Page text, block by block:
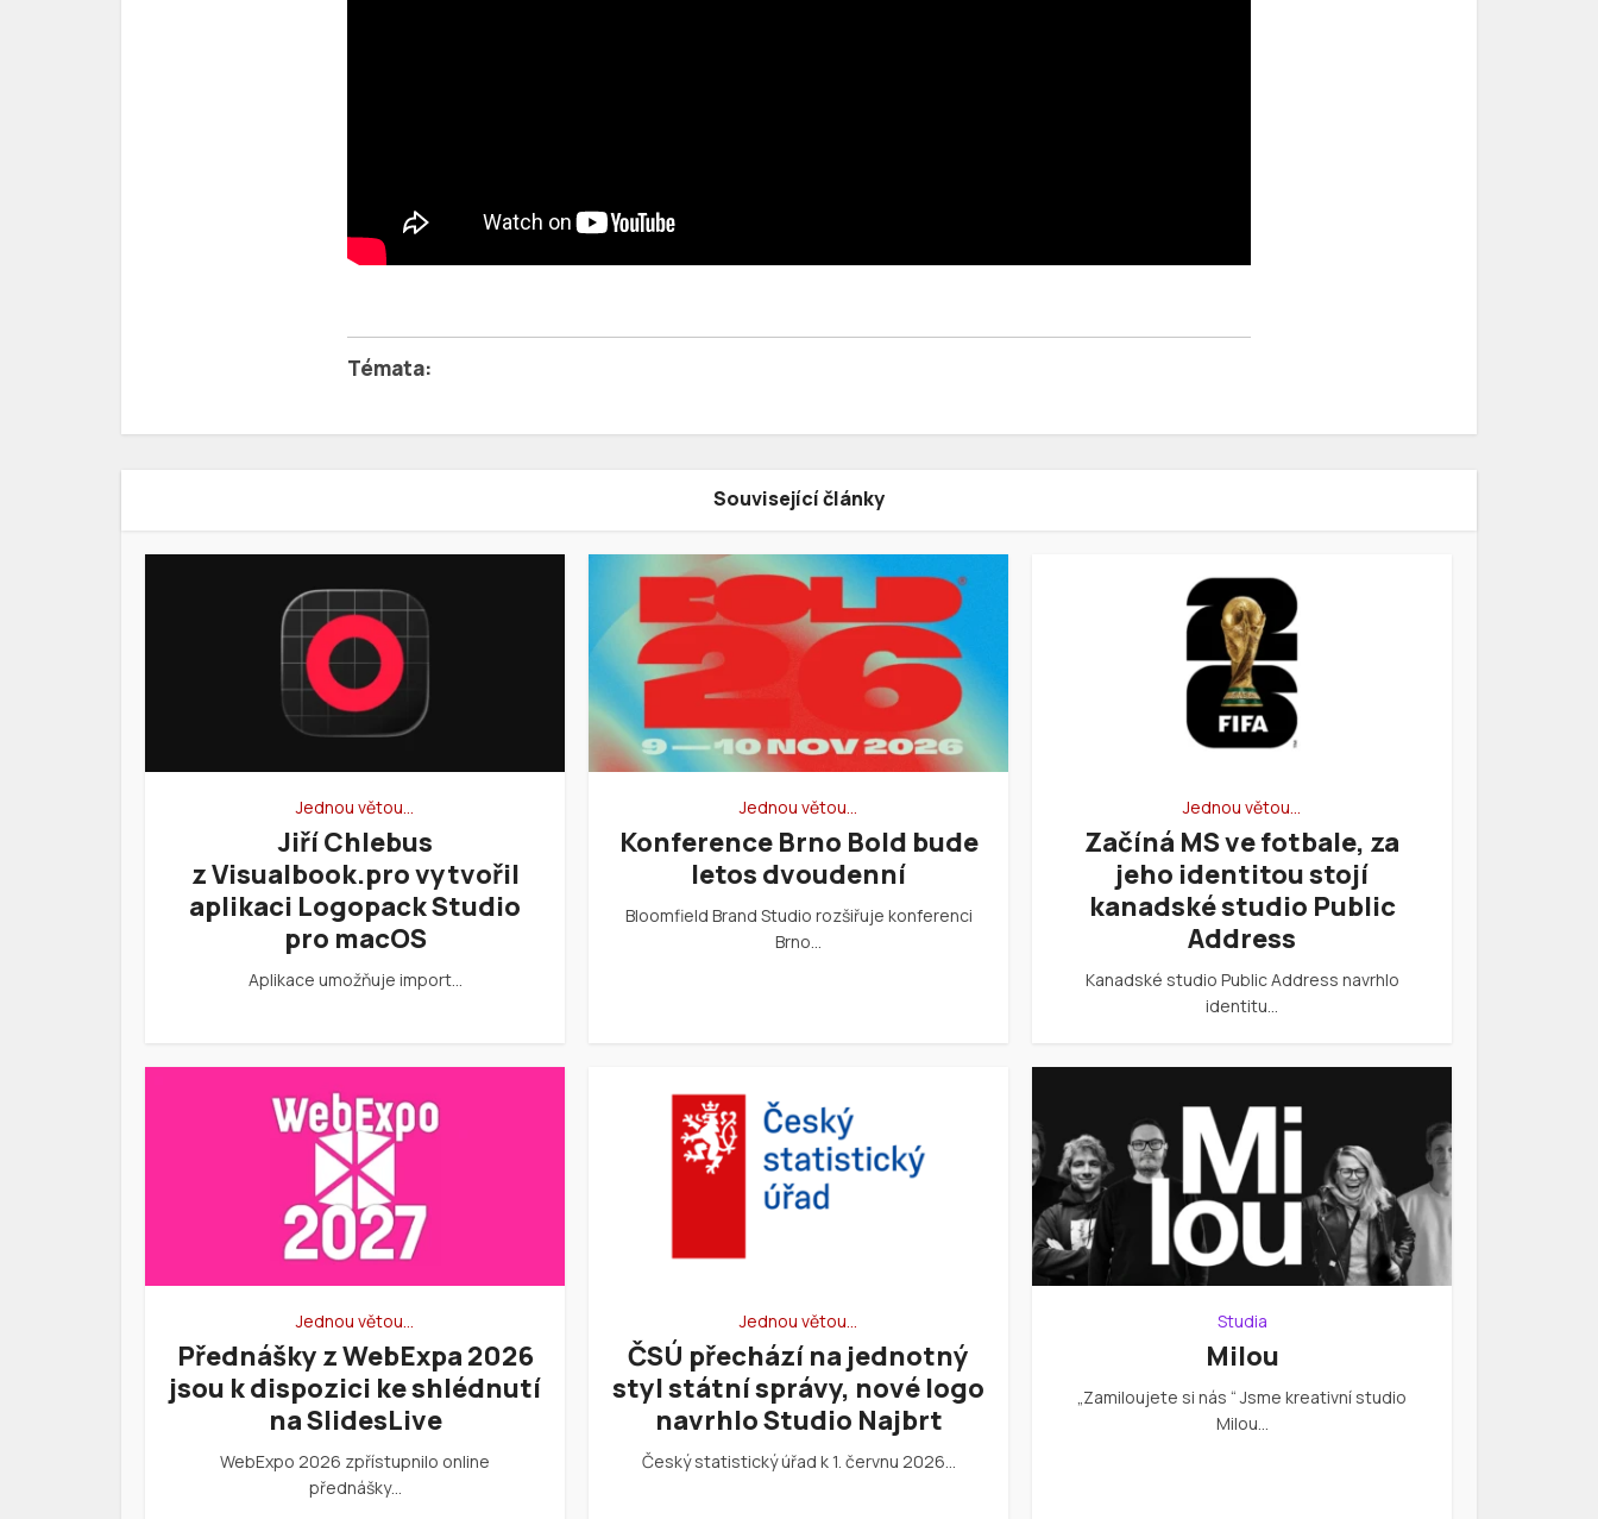
Související články
Jednou větou…
Jiří Chlebus
z Visualbook.pro vytvořil
aplikaci Logopack Studio
pro macOS
Aplikace umožňuje import…
Jednou větou…
Konference Brno Bold bude
letos dvoudenní
Bloomfield Brand Studio rozšiřuje konferenci
Brno…
Jednou větou…
Začíná MS ve fotbale, za
jeho identitou stojí
kanadské studio Public
Address
Kanadské studio Public Address navrhlo
identitu…
Jednou větou…
Přednášky z WebExpa 2026
jsou k dispozici ke shlédnutí
na SlidesLive
WebExpo 2026 zpřístupnilo online
přednášky…
Jednou větou…
ČSÚ přechází na jednotný
styl státní správy, nové logo
navrhlo Studio Najbrt
Český statistický úřad k 1. červnu 2026…
Studia
Milou
„Zamiloujete si nás “ Jsme kreativní studio
Milou…